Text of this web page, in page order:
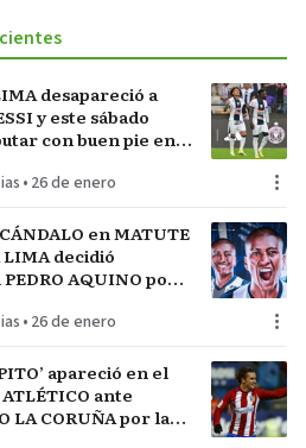
desapareció a
y este sábado
con buen pie en
• 26 de enero
en MATUTE
decidió
PEDRO AQUINO por
• 26 de enero
apareció en el
ante
LA CORUÑA por la